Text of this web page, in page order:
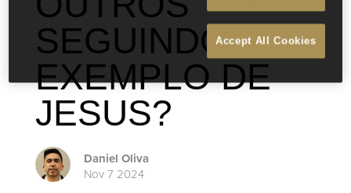
SEGUINDO O
EXEMPLO DE
JESUS?
Daniel Oliva
Nov 7 2024
Accept All Cookies